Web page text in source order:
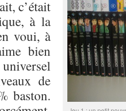
c’était
à la
voui, à
bien
de
baston.